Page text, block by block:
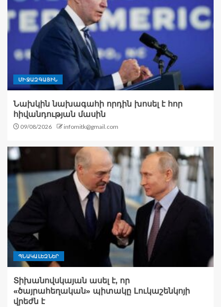
ՄԻՋԱԶԳԱՅԻՆ
Նախկին նախագահի որդին խոսել է հոր
հիվանդության մասին
09/08/2026 infomitk@gmail.com
ՊՆԱԿԱԼԵԶՆԵՐ
Տիխանովսկայան ասել է, որ
«ծայրահեղական» պիտակը Լուկաշենկոյի
վրեժն է